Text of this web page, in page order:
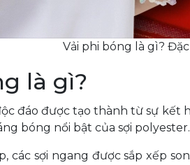
Vải phi bóng là gì?
là gì?
đáo được tạo thành từ sự kết
bóng nổi bật của sợi polyester.
các sợi ngang được sắp xếp